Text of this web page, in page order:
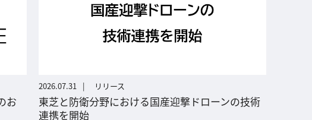
お
2026.07.31 リリース
東芝と防衛分野における国産迎撃ドローンの技術
連携を開始